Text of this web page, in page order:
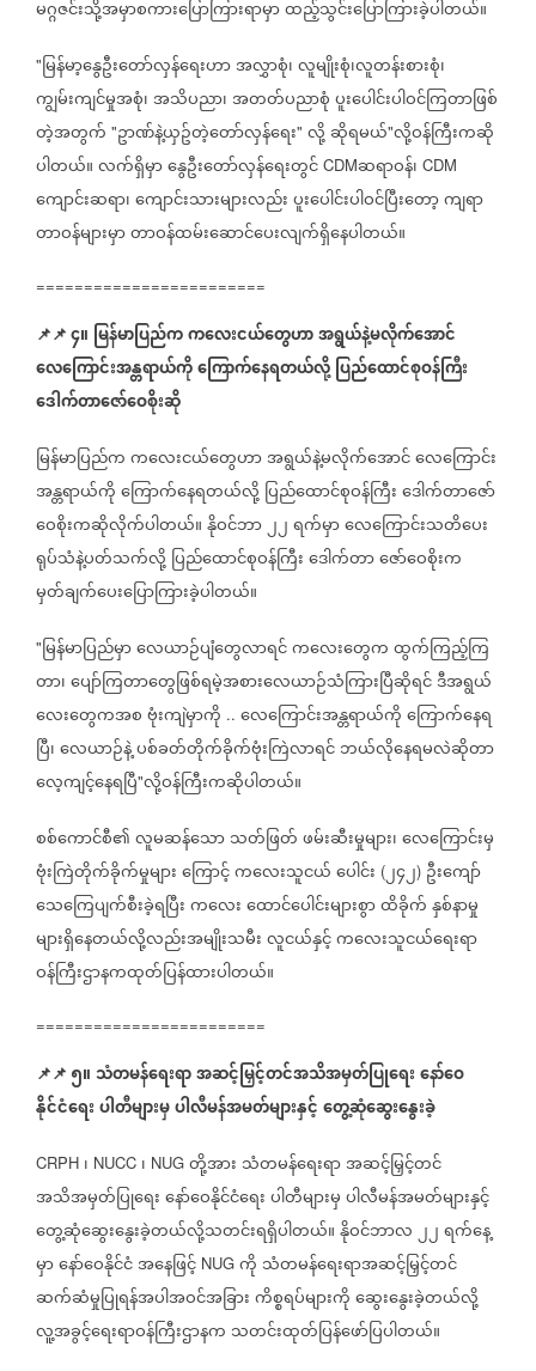
မဂ္ဂဇင်းသို့အမှာစကားပြောကြားရာမှာထည့်သွင်းပြောကြားခဲ့ပါတယ်။
"မြန်မာ့နွေဦးတော်လှန်ရေးဟာအလွှာစုံ၊လူမျိုးစုံ၊လူတန်းစားစုံ၊
ကျွမ်းကျင်မှုအစုံ၊အသိပညာ၊အတတ်ပညာစုံပူးပေါင်းပါဝင်ကြတာဖြစ်
တဲ့အတွက် "ဥာဏ်နဲ့ယှဥ်တဲ့တော်လှန်ရေး" လို့ဆိုရမယ်"လို့ဝန်ကြီးကဆို
ပါတယ်။လက်ရှိမှာနွေဦးတော်လှန်ရေးတွင် CDMဆရာဝန်၊ CDM
ကျောင်းဆရာ၊ကျောင်းသားများလည်းပူးပေါင်းပါဝင်ပြီးတော့ကျရာ
တာဝန်များမှာတာဝန်ထမ်းဆောင်ပေးလျက်ရှိနေပါတယ်။
========================
📌📌၄။ မြန်မာပြည်ကကလေးငယ်တွေဟာအရွယ်နဲ့မလိုက်အောင်
လေကြောင်းအန္တရာယ်ကိုကြောက်နေရတယ်လို့ပြည်ထောင်စုဝန်ကြီး
ဒေါက်တာဇော်ဝေစိုးဆို
မြန်မာပြည်ကကလေးငယ်တွေဟာအရွယ်နဲ့မလိုက်အောင်လေကြောင်း
အန္တရာယ်ကိုကြောက်နေရတယ်လို့ပြည်ထောင်စုဝန်ကြီးဒေါက်တာဇော်
ဝေစိုးကဆိုလိုက်ပါတယ်။နိုဝင်ဘာ၂၂ရက်မှာလေကြောင်းသတိပေး
ရုပ်သံနဲ့ပတ်သက်လို့ပြည်ထောင်စုဝန်ကြီးဒေါက်တာဇော်ဝေစိုးက
မှတ်ချက်ပေးပြောကြားခဲ့ပါတယ်။
"မြန်မာပြည်မှာလေယာဉ်ပျံတွေလာရင်ကလေးတွေကထွက်ကြည့်ကြ
တာ၊ပျော်ကြတာတွေဖြစ်ရမဲ့အစားလေယာဉ်သံကြားပြီဆိုရင်ဒီအရွယ်
လေးတွေကအစဗုံးကျဲမှာကို .. လေကြောင်းအန္တရာယ်ကိုကြောက်နေရ
ပြီ၊လေယာဉ်နဲ့ပစ်ခတ်တိုက်ခိုက်ဗုံးကြဲလာရင်ဘယ်လိုနေရမလဲဆိုတာ
လေ့ကျင့်နေရပြီ"လို့ဝန်ကြီးကဆိုပါတယ်။
စစ်ကောင်စီ၏လူမဆန်သောသတ်ဖြတ်ဖမ်းဆီးမှုများ၊လေကြောင်းမှ
ဗုံးကြဲတိုက်ခိုက်မှုများကြောင့်ကလေးသူငယ်ပေါင်း (၂၄၂) ဦးကျော်
သေကြေပျက်စီးခဲ့ရပြီးကလေးထောင်ပေါင်းများစွာထိခိုက်နှစ်နာမှု
များရှိနေတယ်လို့လည်းအမျိုးသမီးလူငယ်နှင့်ကလေးသူငယ်ရေးရာ
ဝန်ကြီးဌာနကထုတ်ပြန်ထားပါတယ်။
========================
📌📌၅။သံတမန်ရေးရာအဆင့်မြှင့်တင်အသိအမှတ်ပြုရေးနော်ဝေ
နိုင်ငံရေးပါတီများမှပါလီမန်အမတ်များနှင့်တွေ့ဆုံဆွေးနွေးခဲ့
CRPH ၊ NUCC ၊ NUG တို့အား သံတမန်ရေးရာအဆင့်မြှင့်တင်
အသိအမှတ်ပြုရေးနော်ဝေနိုင်ငံရေးပါတီများမှပါလီမန်အမတ်များနှင့်
တွေ့ဆုံဆွေးနွေးခဲ့တယ်လို့သတင်းရရှိပါတယ်။နိုဝင်ဘာလ၂၂ရက်နေ့
မှာနော်ဝေနိုင်ငံအနေဖြင့် NUG ကို သံတမန်ရေးရာအဆင့်မြှင့်တင်
ဆက်ဆံမှုပြုရန်အပါအဝင်အခြားကိစ္စရပ်များကိုဆွေးနွေးခဲ့တယ်လို့
လူ့အခွင့်ရေးရာဝန်ကြီးဌာနက သတင်းထုတ်ပြန်ဖော်ပြပါတယ်။